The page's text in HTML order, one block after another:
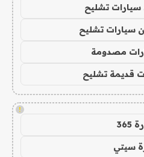
تشليح
سيارات تشليح
مصدومة
قديمة تشليح
!
365
سيتي